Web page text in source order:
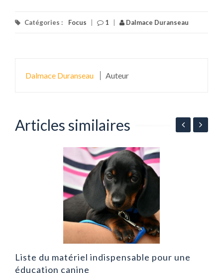
Catégories : Focus 1 Dalmace Duranseau
Dalmace Duranseau Auteur
Articles similaires
Liste du matériel indispensable pour une
éducation canine